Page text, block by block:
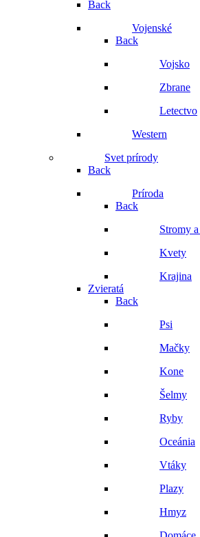
Back
Vojenské
Back
Vojsko
Zbrane
Letectvo
Western
Svet prírody
Back
Príroda
Back
Stromy
Kvety
Krajina
Zvieratá
Back
Psi
Mačky
Kone
Šelmy
Ryby
Oceánia
Vtáky
Plazy
Hmyz